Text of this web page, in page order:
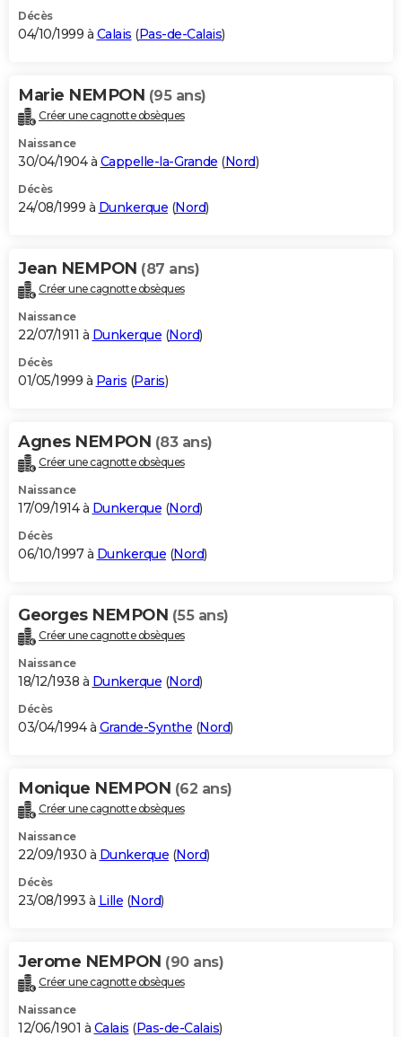
Décès
04/10/1999 à Calais (Pas-de-Calais)
Marie NEMPON (95 ans)
Créer une cagnotte obsèques
Naissance
30/04/1904 à Cappelle-la-Grande (Nord)
Décès
24/08/1999 à Dunkerque (Nord)
Jean NEMPON (87 ans)
Créer une cagnotte obsèques
Naissance
22/07/1911 à Dunkerque (Nord)
Décès
01/05/1999 à Paris (Paris)
Agnes NEMPON (83 ans)
Créer une cagnotte obsèques
Naissance
17/09/1914 à Dunkerque (Nord)
Décès
06/10/1997 à Dunkerque (Nord)
Georges NEMPON (55 ans)
Créer une cagnotte obsèques
Naissance
18/12/1938 à Dunkerque (Nord)
Décès
03/04/1994 à Grande-Synthe (Nord)
Monique NEMPON (62 ans)
Créer une cagnotte obsèques
Naissance
22/09/1930 à Dunkerque (Nord)
Décès
23/08/1993 à Lille (Nord)
Jerome NEMPON (90 ans)
Créer une cagnotte obsèques
Naissance
12/06/1901 à Calais (Pas-de-Calais)